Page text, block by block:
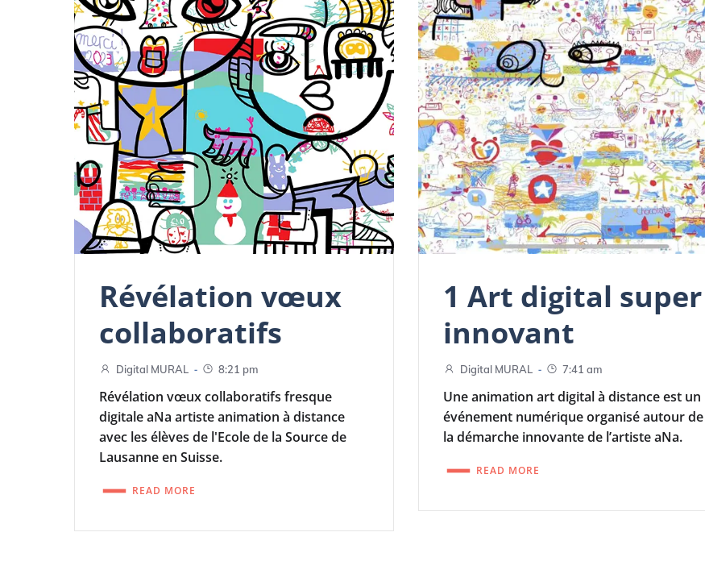
Révélation vœux
collaboratifs
Digital MURAL - 8:21 pm
Révélation vœux collaboratifs fresque
digitale aNa artiste animation à distance
avec les élèves de l'Ecole de la Source de
Lausanne en Suisse.
READ MORE
1 Art digital super
innovant
Digital MURAL - 7:41 am
Une animation art digital à distance est un
événement numérique organisé autour de
la démarche innovante de l’artiste aNa.
READ MORE